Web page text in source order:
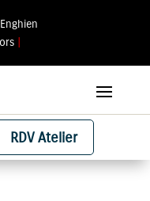
|
RDV Atelier